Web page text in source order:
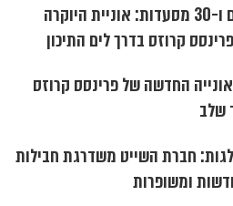
1,500 חדרים ו-30 מסעדות: אוניית היוקרה
קרוזס בדרך לים התיכון
החדשה של פרינסס קרוזס
שלב
חברת השייט משדרגת חבילות
ומשופרות